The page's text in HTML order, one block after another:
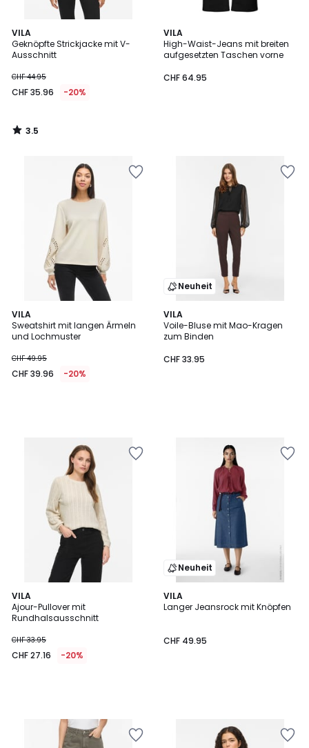
VILA
Geknöpfte Strickjacke mit V-
Ausschnitt
CHF 44.95
CHF 35.96 -20%
3.5
/ 5
3.5
/
VILA
High-Waist-Jeans mit breiten
aufgesetzten Taschen vorne
CHF 64.95
VILA
Sweatshirt mit langen Ärmeln
und Lochmuster
CHF 49.95
CHF 39.96 -20%
Neuheit
VILA
Voile-Bluse mit Mao-Kragen
zum Binden
CHF 33.95
VILA
Ajour-Pullover mit
Rundhalsausschnitt
CHF 33.95
CHF 27.16 -20%
Neuheit
VILA
Langer Jeansrock mit Knöpfen
CHF 49.95